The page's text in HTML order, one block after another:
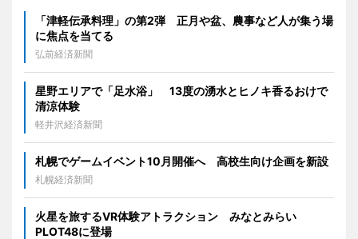
「津軽伝承料理」の第2弾 正月や盆、農事など人が集う場
に焦点を当てる
弘前経済新聞
星野エリアで「足水浴」 13度の湧水とヒノキ香るおけで
清涼体験
軽井沢経済新聞
札幌でゲームイベント10月開催へ 高校生向け企画を新設
札幌経済新聞
火星を旅するVR体験アトラクション みなとみらい
PLOT48に登場